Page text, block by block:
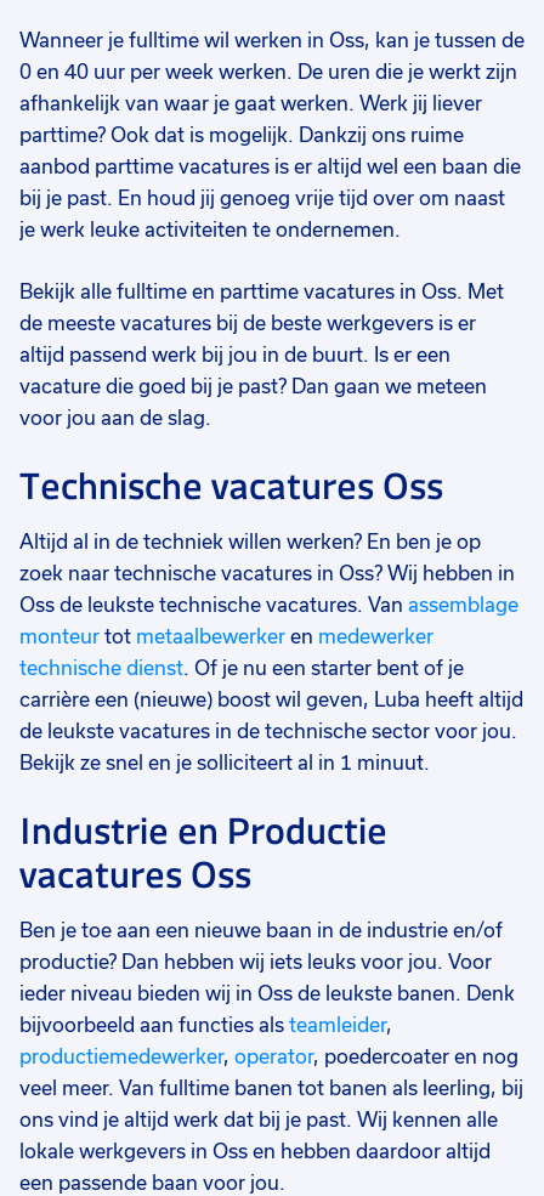
Wanneer je fulltime wil werken in Oss, kan je tussen de
0 en 40 uur per week werken. De uren die je werkt zijn
afhankelijk van waar je gaat werken. Werk jij liever
parttime? Ook dat is mogelijk. Dankzij ons ruime
aanbod parttime vacatures is er altijd wel een baan die
bij je past. En houd jij genoeg vrije tijd over om naast
je werk leuke activiteiten te ondernemen.
Bekijk alle fulltime en parttime vacatures in Oss. Met
de meeste vacatures bij de beste werkgevers is er
altijd passend werk bij jou in de buurt. Is er een
vacature die goed bij je past? Dan gaan we meteen
voor jou aan de slag.
Technische vacatures Oss
Altijd al in de techniek willen werken? En ben je op
zoek naar technische vacatures in Oss? Wij hebben in
Oss de leukste technische vacatures. Van assemblage
monteur tot metaalbewerker en medewerker
technische dienst. Of je nu een starter bent of je
carrière een (nieuwe) boost wil geven, Luba heeft altijd
de leukste vacatures in de technische sector voor jou.
Bekijk ze snel en je solliciteert al in 1 minuut.
Industrie en Productie
vacatures Oss
Ben je toe aan een nieuwe baan in de industrie en/of
productie? Dan hebben wij iets leuks voor jou. Voor
ieder niveau bieden wij in Oss de leukste banen. Denk
bijvoorbeeld aan functies als teamleider,
productiemedewerker, operator, poedercoater en nog
veel meer. Van fulltime banen tot banen als leerling, bij
ons vind je altijd werk dat bij je past. Wij kennen alle
lokale werkgevers in Oss en hebben daardoor altijd
een passende baan voor jou.